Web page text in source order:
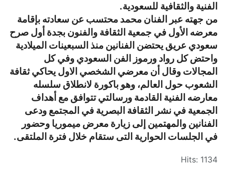
الفنية والثقافية للسعودية.
من جهته عبر الفنان محمد محتسب عن سعادته بإقامة
معرضه الأول في جمعية الثقافة والفنون بجدة أول صرح
سعودي عريق يحتضن الفنانين منذ السبعينات الميلادية
واحتض كل رواد ورموز الفن السعودي وفي كل
المجالات وقال أن معرضي الشخصي الاول يحاكي ثقافة
الشعوب حول العالم، وهو باكورة لانطلاق سلسله
معارضه الفنية القادمة ورسالتي تتوافق مع أهداف
الجمعية في نشر الثقافة البصرية في المجتمع ودعى
الفنانين والمهتمين إلى زيارة معرض ميموريا وحضور
في الجلسات الحوارية التى ستقام خلال فترة الملتقى.
Hits: 1134